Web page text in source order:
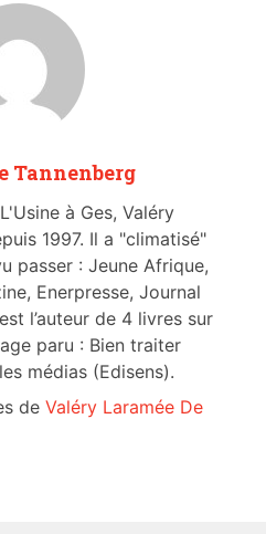
Tannenberg
à Ges, Valéry
1997. Il a "climatisé"
passer : Jeune Afrique,
Enerpresse, Journal
l’auteur de 4 livres sur
paru : Bien traiter
médias (Edisens).
de Valéry Laramée De